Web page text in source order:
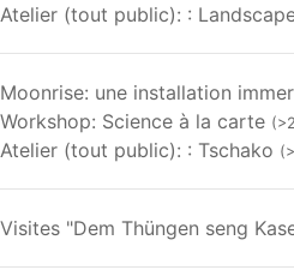
Atelier (tout public): :
Moonrise: une installation
Workshop: Science à la carte
Atelier (tout public): : Tschako
Visites "Dem Thüngen seng